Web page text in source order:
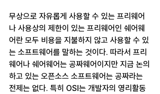
무상으로 자유롭게 사용할 수 있는 프리웨어
나 사용상의 제한이 있는 프리웨어인 쉐어웨
어란 모두 비용을 지불하지 않고 사용할 수 있
는 소프트웨어를 말하는 것이다. 따라서 프리
웨어나 쉐어웨어는 공짜웨어이지만 지금 논의
하고 있는 오픈소스 소프트웨어는 공짜라는
전제는 없다. 특히 OSI는 개발자의 영리활동